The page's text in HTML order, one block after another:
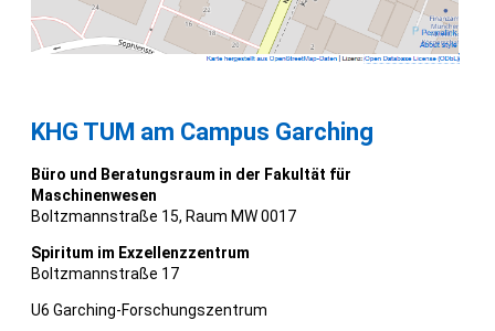
KHG TUM am Campus Garching
Büro und Beratungsraum in der Fakultät für
Maschinenwesen
Boltzmannstraße 15, Raum MW 0017
Spiritum im Exzellenzzentrum
Boltzmannstraße 17
U6 Garching-Forschungszentrum